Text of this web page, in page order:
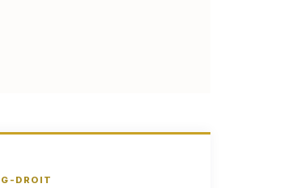
G-DROIT